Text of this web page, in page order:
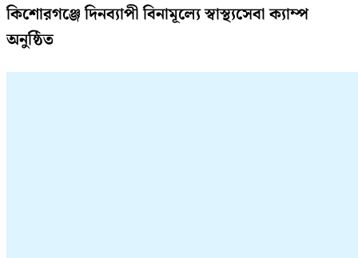
কিশোরগঞ্জে দিনব্যাপী বিনামূল্যে স্বাস্থ্যসেবা ক্যাম্প
অনুষ্ঠিত